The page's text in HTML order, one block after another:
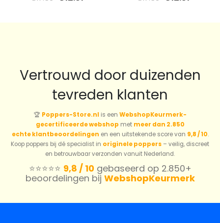
Vertrouwd door duizenden
tevreden klanten
🏆 Poppers-Store.nl is een WebshopKeurmerk-
gecertificeerde webshop met meer dan 2.850
echte klantbeoordelingen en een uitstekende score van 9,8 / 10.
Koop poppers bij dé specialist in originele poppers – veilig, discreet
en betrouwbaar verzonden vanuit Nederland.
⭐️⭐️⭐️⭐️⭐️ 9,8 / 10gebaseerd op 2.850+
beoordelingen bij WebshopKeurmerk